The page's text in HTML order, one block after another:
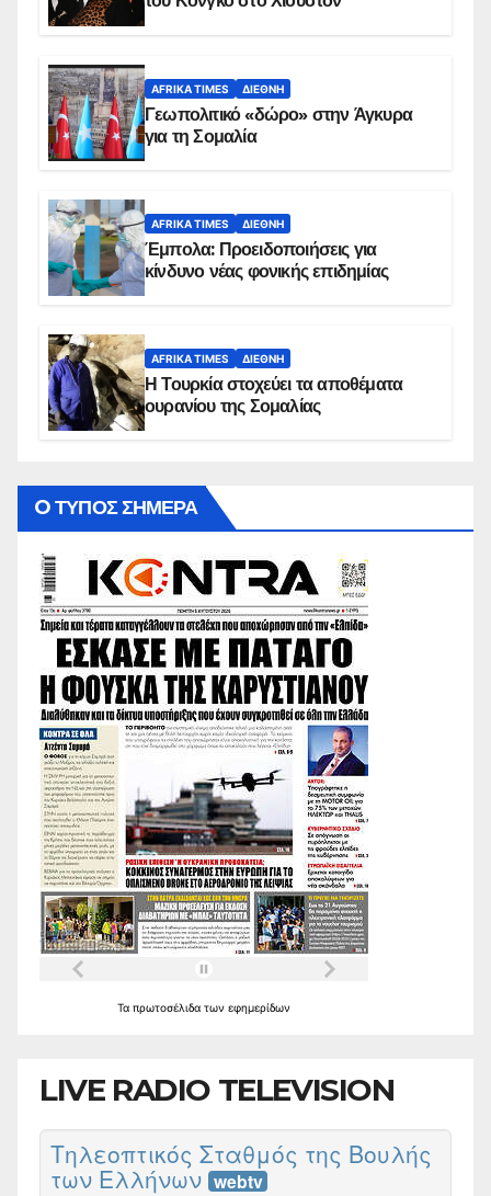
AFRIKA TIMES ΔΙΕΘΝΉ
Γεωπολιτικό «δώρο» στην Άγκυρα
για τη Σομαλία
AFRIKA TIMES ΔΙΕΘΝΉ
Έμπολα: Προειδοποιήσεις για
κίνδυνο νέας φονικής επιδημίας
AFRIKA TIMES ΔΙΕΘΝΉ
Η Τουρκία στοχεύει τα αποθέματα
ουρανίου της Σομαλίας
O ΤΥΠΟΣ ΣΗΜΕΡΑ
Τα πρωτοσέλιδα των εφημερίδων
LIVE RADIO TELEVISION